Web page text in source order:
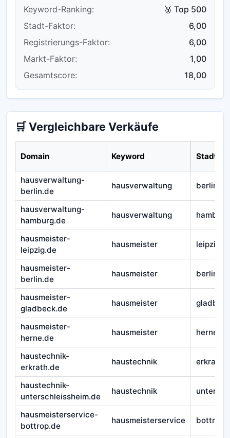
Keyword-Ranking:
🥉 Top 500
Stadt-Faktor:
6,00
Registrierungs-Faktor:
6,00
Markt-Faktor:
1,00
Gesamtscore:
18,00
🛒 Vergleichbare Verkäufe
Domain Keyword Stadt
hausverwaltung-
berlin.de
hausverwaltung berlin
hausverwaltung-
hamburg.de
hausverwaltung hamburg
hausmeister-
leipzig.de
hausmeister leipzig
hausmeister-
berlin.de
hausmeister berlin
hausmeister-
gladbeck.de
hausmeister
hausmeister-
herne.de
hausmeister herne
haustechnik-
erkrath.de
haustechnik erkrath
haustechnik-
unterschleissheim.de
haustechnik
hausmeisterservice-
bottrop.de
hausmeisterservice bottrop